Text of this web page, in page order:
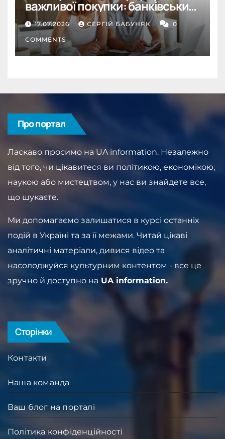
важливої покупки: банківський
депозит як інструмент
дисципліни
17.07.2026 СЕРГІЙ БАБУНЯК 0
COMMENTS
Про портал
Ласкаво просимо на UA information. Незалежно
від того, чи цікавитеся ви політикою, економікою,
наукою або мистецтвом, у нас ви знайдете все,
що шукаєте.
Ми допомагаємо залишатися в курсі останніх
подій в Україні та за її межами. Читай цікаві
аналітичні матеріали, дивися відео та
насолоджуйся культурним контентом - все це
зручно й доступно на UA information.
Сторінки
Контакти
Наша команда
Ваш блог на порталі
Політика конфіденційності